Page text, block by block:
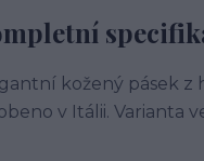
kožený pásek z
v Itálii. Varianta